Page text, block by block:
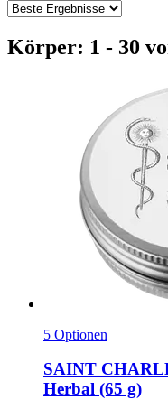
Körper: 1 - 30
5 Optionen
SAINT
Herbal (65 g)